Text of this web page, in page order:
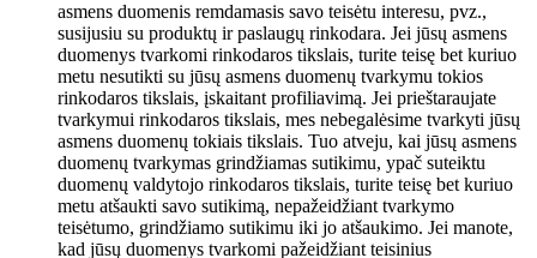
asmens duomenis remdamasis savo teisėtu interesu, pvz.,
susijusiu su produktų ir paslaugų rinkodara. Jei jūsų asmens
duomenys tvarkomi rinkodaros tikslais, turite teisę bet kuriuo
metu nesutikti su jūsų asmens duomenų tvarkymu tokios
rinkodaros tikslais, įskaitant profiliavimą. Jei prieštaraujate
tvarkymui rinkodaros tikslais, mes nebegalėsime tvarkyti jūsų
asmens duomenų tokiais tikslais. Tuo atveju, kai jūsų asmens
duomenų tvarkymas grindžiamas sutikimu, ypač suteiktu
duomenų valdytojo rinkodaros tikslais, turite teisę bet kuriuo
metu atšaukti savo sutikimą, nepažeidžiant tvarkymo
teisėtumo, grindžiamo sutikimu iki jo atšaukimo. Jei manote,
kad jūsų duomenys tvarkomi pažeidžiant teisinius